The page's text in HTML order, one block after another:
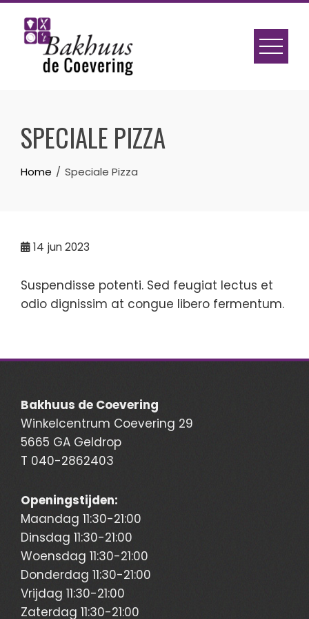
Skip
content
SPECIALE PIZZA
Home Speciale Pizza
14 jun 2023
Suspendisse potenti. Sed feugiat lectus et
odio dignissim at congue libero fermentum.
Bakhuus de Coevering
Winkelcentrum Coevering 29
5665 GA Geldrop
T 040-2862403
Openingstijden:
Maandag 11:30-21:00
Dinsdag 11:30-21:00
Woensdag 11:30-21:00
Donderdag 11:30-21:00
Vrijdag 11:30-21:00
Zaterdag 11:30-21:00